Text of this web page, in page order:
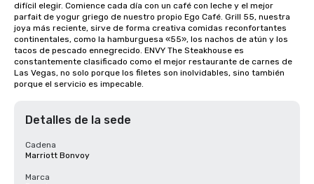
difícil elegir. Comience cada día con un café con leche y el mejor
parfait de yogur griego de nuestro propio Ego Café. Grill 55, nuestra
joya más reciente, sirve de forma creativa comidas reconfortantes
continentales, como la hamburguesa «55», los nachos de atún y los
tacos de pescado ennegrecido. ENVY The Steakhouse es
constantemente clasificado como el mejor restaurante de carnes de
Las Vegas, no solo porque los filetes son inolvidables, sino también
porque el servicio es impecable.
Detalles de la sede
Cadena
Marriott Bonvoy
Marca